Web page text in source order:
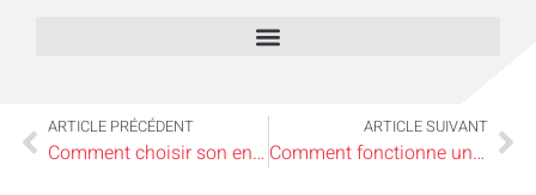
ARTICLE PRÉCÉDENT
Comment choisir son entreprise sanitaire ?
ARTICLE SUIVANT
Comment fonctionne une citerne à eau ?